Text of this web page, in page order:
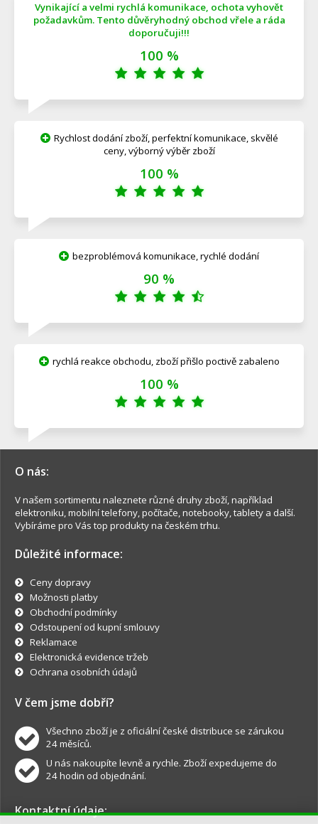
Vynikající a velmi rychlá komunikace, ochota vyhovět
požadavkům. Tento důvěryhodný obchod vřele a ráda
doporučuji!!!
100 %
Rychlost dodání zboží, perfektní komunikace, skvělé
ceny, výborný výběr zboží
100 %
bezproblémová komunikace, rychlé dodání
90 %
rychlá reakce obchodu, zboží přišlo poctivě zabaleno
100 %
O nás:
V našem sortimentu naleznete různé druhy zboží, například
elektroniku, mobilní telefony, počítače, notebooky, tablety a další.
Vybíráme pro Vás top produkty na českém trhu.
Důležité informace:
Ceny dopravy
Možnosti platby
Obchodní podmínky
Odstoupení od kupní smlouvy
Reklamace
Elektronická evidence tržeb
Ochrana osobních údajů
V čem jsme dobří?
Všechno zboží je z oficiální české distribuce se zárukou
24 měsíců.
U nás nakoupíte levně a rychle. Zboží expedujeme do
24 hodin od objednání.
Kontaktní údaje: